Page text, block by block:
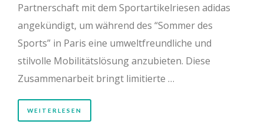
Partnerschaft mit dem Sportartikelriesen adidas
angekündigt, um während des “Sommer des
Sports” in Paris eine umweltfreundliche und
stilvolle Mobilitätslösung anzubieten. Diese
Zusammenarbeit bringt limitierte …
WEITERLESEN